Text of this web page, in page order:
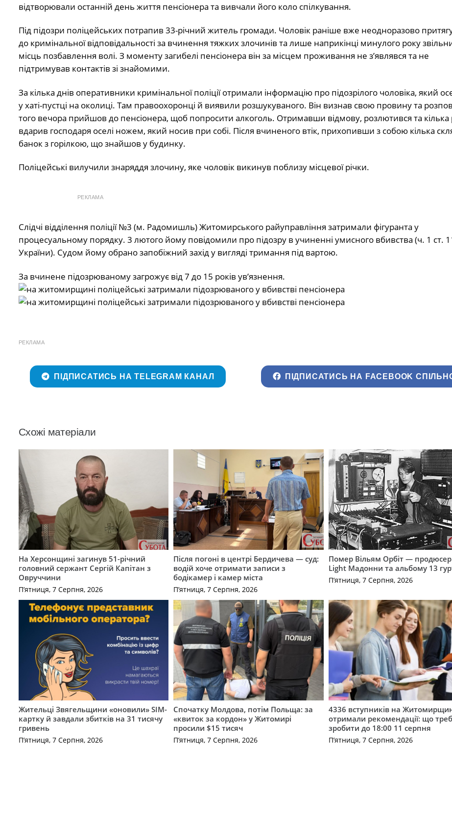
відтворювали останній день життя пенсіонера та вивчали його коло спілкування.
Під підозри поліцейських потрапив 33-річний житель громади. Чоловік раніше вже неодноразово
до кримінальної відповідальності за вчинення тяжких злочинів та лише наприкінці минулого року
місць позбавлення волі. З моменту загибелі пенсіонера він за місцем проживання не з’являвся та не
підтримував контактів зі знайомими.
За кілька днів оперативники кримінальної поліції отримали інформацію про підозрілого чоловіка, який
у хаті-пустці на околиці. Там правоохоронці й виявили розшукуваного. Він визнав свою провину та
того вечора прийшов до пенсіонера, щоб попросити алкоголь. Отримавши відмову, розлютився та кілька
вдарив господаря оселі ножем, який носив при собі. Після вчиненого втік, прихопивши з собою кілька
банок з горілкою, що знайшов у будинку.
Поліцейські вилучили знаряддя злочину, яке чоловік викинув поблизу місцевої річки.
РЕКЛАМА
Слідчі відділення поліції №3 (м. Радомишль) Житомирського райуправління затримали фігуранта у
процесуальному порядку. 3 лютого йому повідомили про підозру в учиненні умисного вбивства (ч. 1 ст.
України). Судом йому обрано запобіжний захід у вигляді тримання під вартою.
За вчинене підозрюваному загрожує від 7 до 15 років ув’язнення.
РЕКЛАМА
ПІДПИСАТИСЬ НА TELEGRAM КАНАЛ ПІДПИСАТИСЬ НА FACEBOOK
Схожі матеріали
На Херсонщині загинув 51-річний
головний сержант Сергій Капітан з
Овруччини
П’ятниця, 7 Серпня, 2026
Після погоні в центрі Бердичева — суд:
водій хоче отримати записи з
бодікамер і камер міста
П’ятниця, 7 Серпня, 2026
Помер Вільям Орбіт —
Light Мадонни та альбому 13
П’ятниця, 7 Серпня, 2026
Жительці Звягельщини «оновили» SIM-
картку й завдали збитків на 31 тисячу
гривень
П’ятниця, 7 Серпня, 2026
Спочатку Молдова, потім Польща: за
«квиток за кордон» у Житомирі
просили $15 тисяч
П’ятниця, 7 Серпня, 2026
4336 вступників на
отримали рекомендації: що
зробити до 18:00 11 серпня
П’ятниця, 7 Серпня, 2026